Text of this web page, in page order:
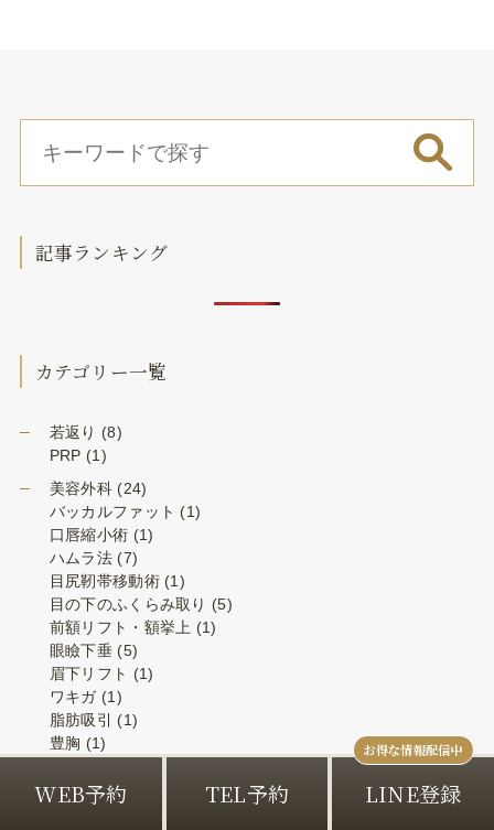
記事ランキング
カテゴリー一覧
若返り (8)
PRP (1)
美容外科(24)
バッカルファット (1)
口唇縮小術 (1)
ハムラ法(7)
目尻靭帯移動術(1)
目の下のふくらみ取り (5)
前額リフト・額挙上 (1)
眼瞼下垂(5)
眉下リフト (1)
ワキガ(1)
脂肪吸引
(1)
豊胸 (1)
婦人科形成
WEB予約 TEL予約 LINE登録